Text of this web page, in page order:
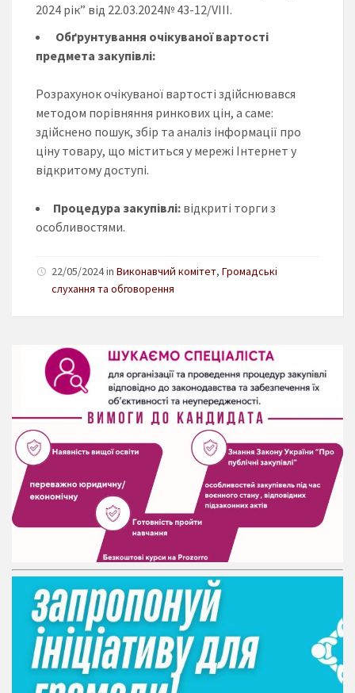
2024 рік” від 22.03.2024№ 43-12/VIII.
Обґрунтування очікуваної вартості
предмета закупівлі:
Розрахунок очікуваної вартості здійснювався
методом порівняння ринкових цін, а саме:
здійснено пошук, збір та аналіз інформації про
ціну товару, що міститься у мережі Інтернет у
відкритому доступі.
Процедура закупівлі: відкриті торги з
особливостями.
22/05/2024 in Виконавчий комітет, Громадські
слухання та обговорення